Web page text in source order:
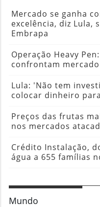
Mercado se ganha
excelência, diz Lula,
Embrapa
Operação Heavy
confrontam
Lula: 'Não tem
colocar dinheiro
Preços das frutas
nos mercados
Crédito Instalação,
água a 655 famílias
Mundo